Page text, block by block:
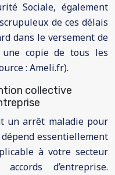
Sociale, également
de ces délais
dans le versement de
une copie de tous les
: Ameli.fr).
collective
un arrêt maladie pour
essentiellement
à votre secteur
d’entreprise.